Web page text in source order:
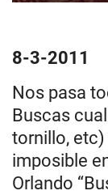
8-3-2011
Nos pasa
Buscas
tornillo, etc)
imposible
Orlando